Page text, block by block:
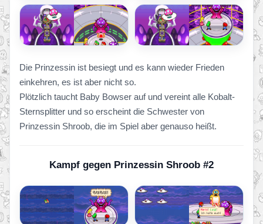
Die Prinzessin ist besiegt und es kann wieder Frieden
einkehren, es ist aber nicht so.
Plötzlich taucht Baby Bowser auf und vereint alle Kobalt-
Sternsplitter und so erscheint die Schwester von
Prinzessin Shroob, die im Spiel aber genauso heißt.
Kampf gegen Prinzessin Shroob #2